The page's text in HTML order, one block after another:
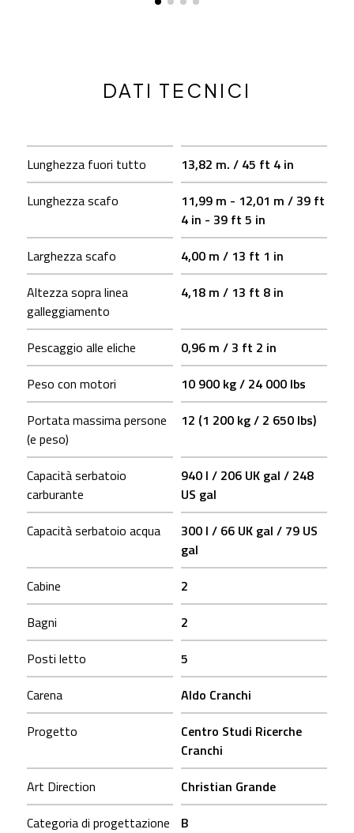
DATI TECNICI
Lunghezza fuori tutto
13,82 m. / 45 ft 4 in
Lunghezza scafo
11,99 m - 12,01 m / 39 ft
4 in - 39 ft 5 in
Larghezza scafo
4,00 m / 13 ft 1 in
Altezza sopra linea
galleggiamento
4,18 m / 13 ft 8 in
Pescaggio alle eliche
0,96 m / 3 ft 2 in
Peso con motori
10 900 kg / 24 000 lbs
Portata massima persone
(e peso)
12 (1 200 kg / 2 650 lbs)
Capacità serbatoio
carburante
940 l / 206 UK gal / 248
US gal
Capacità serbatoio acqua
300 l / 66 UK gal / 79 US
gal
Cabine
2
Bagni
2
Posti letto
5
Carena
Aldo Cranchi
Progetto
Centro Studi Ricerche
Cranchi
Art Direction
Christian Grande
Categoria di progettazione
B